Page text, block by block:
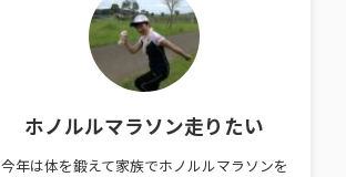
ホノルルマラソン走りたい
今年は体を鍛えて家族でホノルルマラソンを